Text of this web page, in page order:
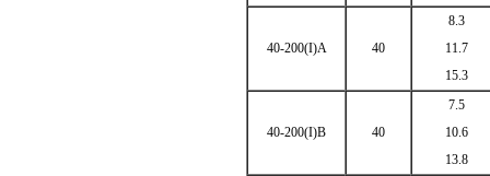
40-200(I)A 40
8.3
11.7
15.3
40-200(I)B 40
7.5
10.6
13.8